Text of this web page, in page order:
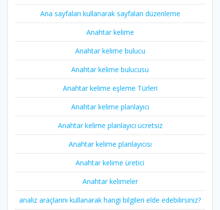
Ana sayfaları kullanarak sayfaları düzenleme
Anahtar kelime
Anahtar kelime bulucu
Anahtar kelime bulucusu
Anahtar kelime eşleme Türleri
Anahtar kelime planlayıcı
Anahtar kelime planlayıcı ücretsiz
Anahtar kelime planlayıcısı
Anahtar kelime üretici
Anahtar kelimeler
analiz araçlarını kullanarak hangi bilgileri elde edebilirsiniz?